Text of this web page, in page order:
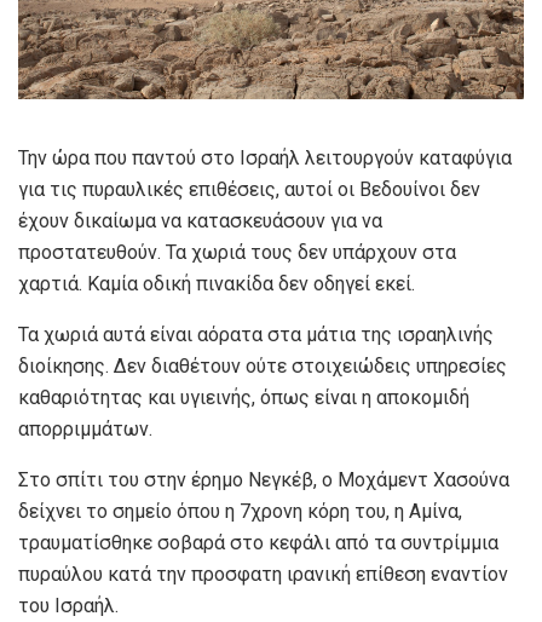
Την ώρα που παντού στο Ισραήλ λειτουργούν καταφύγια
για τις πυραυλικές επιθέσεις, αυτοί οι Βεδουίνοι δεν
έχουν δικαίωμα να κατασκευάσουν για να
προστατευθούν. Τα χωριά τους δεν υπάρχουν στα
χαρτιά. Καμία οδική πινακίδα δεν οδηγεί εκεί.
Τα χωριά αυτά είναι αόρατα στα μάτια της ισραηλινής
διοίκησης. Δεν διαθέτουν ούτε στοιχειώδεις υπηρεσίες
καθαριότητας και υγιεινής, όπως είναι η αποκομιδή
απορριμμάτων.
Στο σπίτι του στην έρημο Νεγκέβ, ο Μοχάμεντ Χασούνα
δείχνει το σημείο όπου η 7χρονη κόρη του, η Αμίνα,
τραυματίσθηκε σοβαρά στο κεφάλι από τα συντρίμμια
πυραύλου κατά την προσφατη ιρανική επίθεση εναντίον
του Ισραήλ.